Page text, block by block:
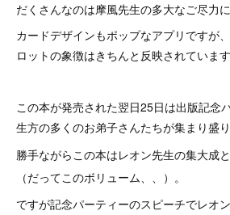
だくさんなのは摩風先生の多大なご尽力
カードデザインもポップなアプリですが
ロットの象徴はきちんと反映されています
この本が発売された翌日25日は出版記念
生方の多くのお弟子さんたちが集まり盛
勝手ながらこの本はレオン先生の集大成
（だってこのボリューム、、）。
ですが記念パーティーのスピーチでレオ